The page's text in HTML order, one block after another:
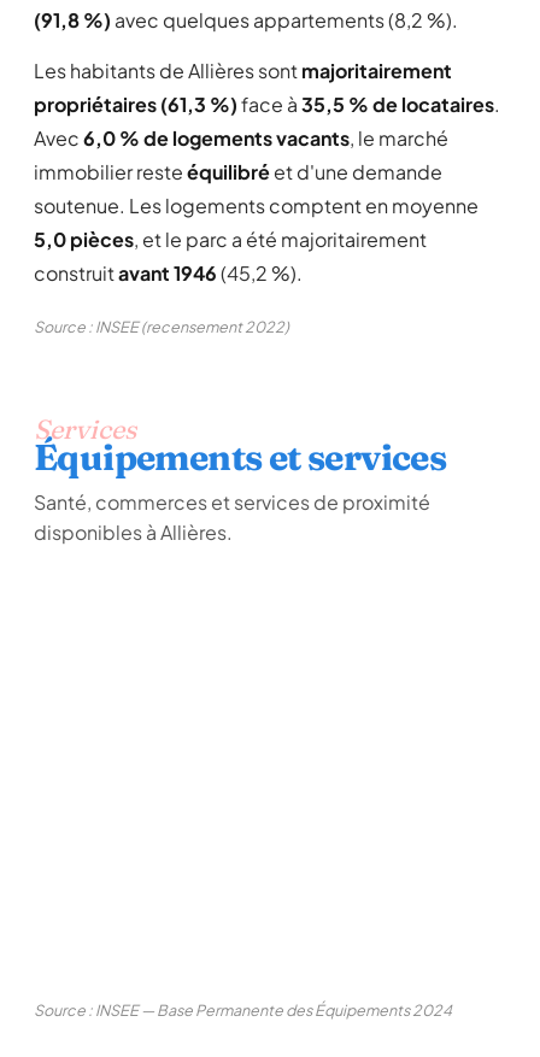
(91,8 %) avec quelques appartements (8,2 %).
Les habitants de Allières sontmajoritairement
propriétaires (61,3 %)face à35,5 % de locataires.
Avec6,0 % de logements vacants, le marché
immobilier resteéquilibréet d'une demande
soutenue. Les logements comptent en moyenne
5,0 pièces, et le parc a été majoritairement
construitavant 1946(45,2 %).
Source : INSEE (recensement 2022)
Services
Équipements et services
Santé, commerces et services de proximité
disponibles à Allières.
Source : INSEE — Base Permanente des Équipements 2024